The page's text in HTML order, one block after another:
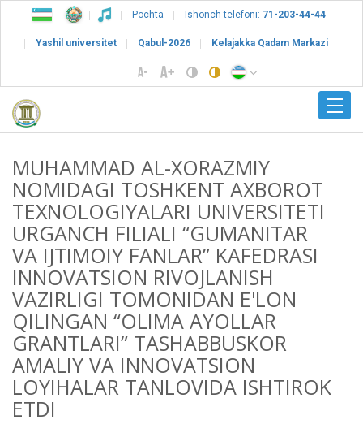
Pochta Ishonch telefoni: 71-203-44-44
Yashil universitet Qabul-2026 Kelajakka Qadam Markazi
MUHAMMAD AL-XORAZMIY
NOMIDAGI TOSHKENT AXBOROT
TEXNOLOGIYALARI UNIVERSITETI
URGANCH FILIALI “GUMANITAR
VA IJTIMOIY FANLAR” KAFEDRASI
INNOVATSION RIVOJLANISH
VAZIRLIGI TOMONIDAN E'LON
QILINGAN “OLIMA AYOLLAR
GRANTLARI” TASHABBUSKOR
AMALIY VA INNOVATSION
LOYIHALAR TANLOVIDA ISHTIROK
ETDI